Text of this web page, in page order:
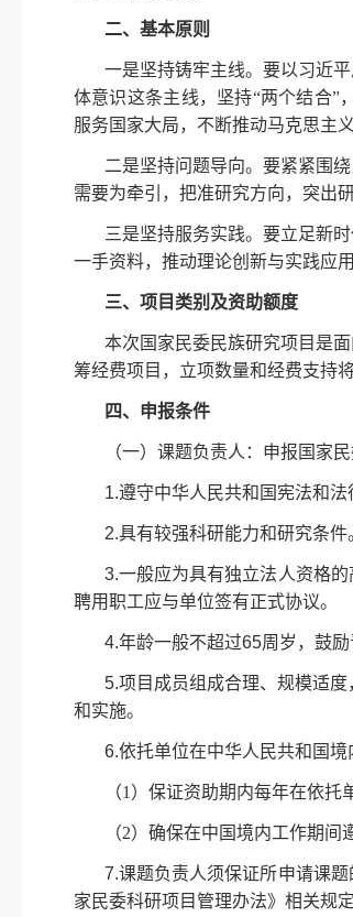
二、基本原则
一是坚持铸牢主线。要以习近
体意识这条主线，坚持“两个结合”
服务国家大局，不断推动马克思主
二是坚持问题导向。要紧紧围
需要为牵引，把准研究方向，突出
三是坚持服务实践。要立足新
一手资料，推动理论创新与实践应
三、项目类别及资助额度
本次国家民委民族研究项目是
筹经费项目，立项数量和经费支持
四、申报条件
（一）课题负责人：申报国家
1.遵守中华人民共和国宪法和法
2.具有较强科研能力和研究条件
3.一般应为具有独立法人资格
聘用职工应与单位签有正式协议。
4.年龄一般不超过65周岁，鼓
5.项目成员组成合理、规模适
和实施。
6.依托单位在中华人民共和国
（1）保证资助期内每年在依托
（2）确保在中国境内工作期间
7.课题负责人须保证所申请课
家民委科研项目管理办法》相关规定